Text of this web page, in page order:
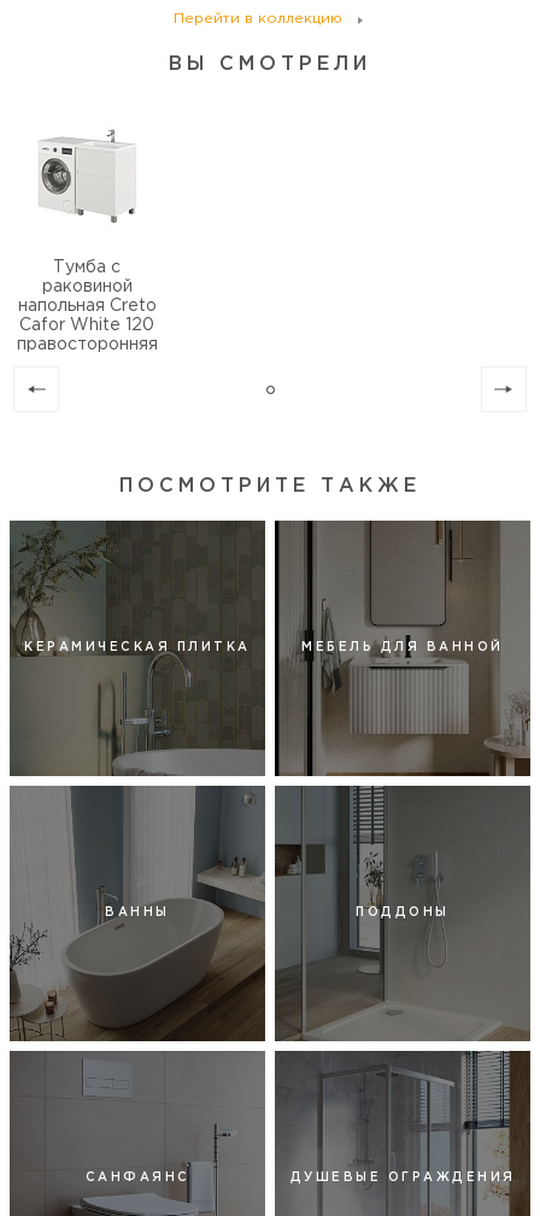
Перейти в коллекцию
ВЫ СМОТРЕЛИ
Тумба с
раковиной
напольная Creto
Cafor White 120
правосторонняя
ПОСМОТРИТЕ ТАКЖЕ
КЕРАМИЧЕСКАЯ ПЛИТКА МЕБЕЛЬ ДЛЯ ВАННОЙ
ВАННЫ ПОДДОНЫ
САНФАЯНС ДУШЕВЫЕ ОГРАЖДЕНИЯ